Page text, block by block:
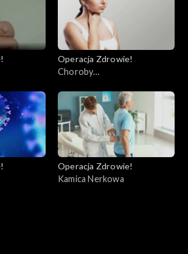
Operacja Zdrowie!
Choroby
Operacja Zdrowie!
Kamica Nerkowa